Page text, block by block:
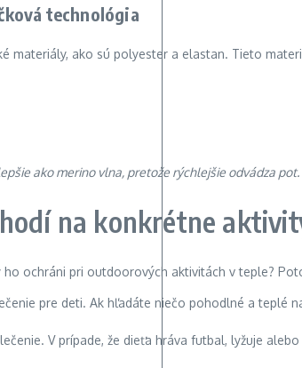
technológia
materiály, ako sú polyester a elastan. Tieto
ako merino vlna, pretože rýchlejšie odvádza pot.
na konkrétne
ochráni pri outdoorových aktivitách v teple?
pre deti. Ak hľadáte niečo pohodlné a teplé
V prípade, že dieťa hráva futbal, lyžuje